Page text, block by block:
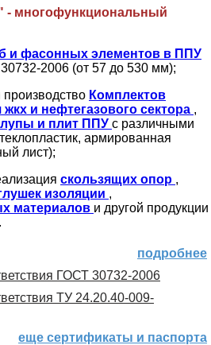
многофункциональный
и фасонных элементов в ППУ
2006 (от 57 до 530 мм);
Комплектов
и нефтегазового сектора ,
и плит ППУ с различными
армированная
лист);
скользящих опор ,
изоляции ,
материалов и другой продукции
подробнее
ГОСТ 30732-2006
ТУ 24.20.40-009-
еще сертификаты и паспорта